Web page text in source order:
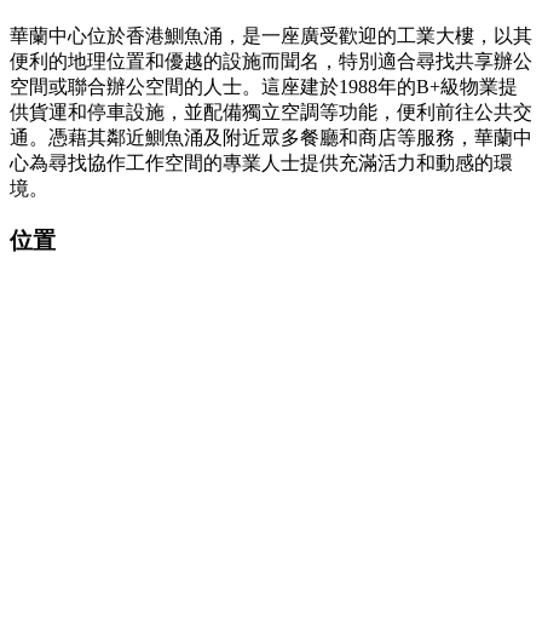
華蘭中心位於香港鰂魚涌，是一座廣受歡迎的工業大樓，以其
便利的地理位置和優越的設施而聞名，特別適合尋找共享辦公
空間或聯合辦公空間的人士。這座建於1988年的B+級物業提
供貨運和停車設施，並配備獨立空調等功能，便利前往公共交
通。憑藉其鄰近鰂魚涌及附近眾多餐廳和商店等服務，華蘭中
心為尋找協作工作空間的專業人士提供充滿活力和動感的環
境。
位置